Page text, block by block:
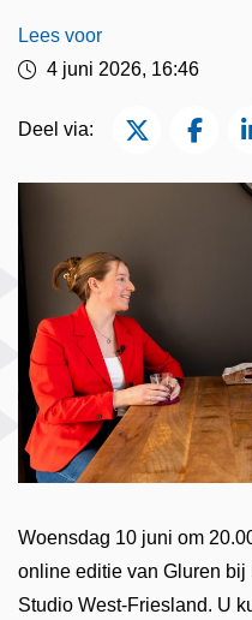
Lees voor
4 juni 2026, 16:46
Deel via: Deel via
Woensdag 10 juni om
online editie van Gluren
Studio West-Friesland. U